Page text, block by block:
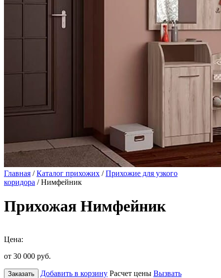
Главная /Каталог прихожих /Прихожие для узкого
коридора / Нимфейник
Прихожая Нимфейник
Цена:
от 30 000 руб.
Заказать Добавить в корзину Расчет цены Вызвать